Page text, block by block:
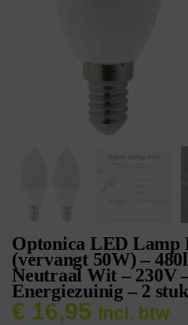
Optonica LED Lamp
(vervangt 50W) –
Neutraal Wit – 230V
Energiezuinig – 2
€ 16,95 Incl. btw